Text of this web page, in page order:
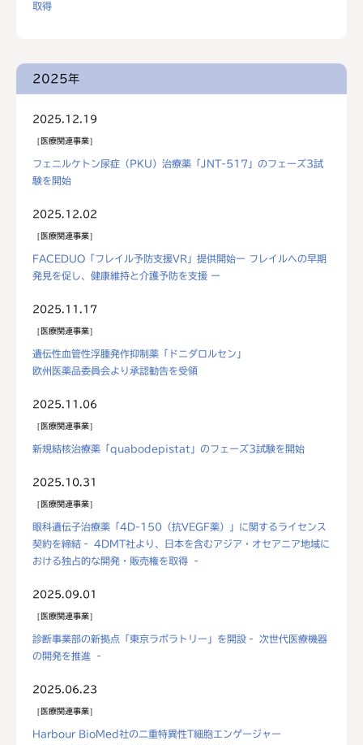
取得
2025年
2025.12.19
医療関連事業
フェニルケトン尿症（PKU）治療薬「JNT-517」のフェーズ3試
験を開始
2025.12.02
医療関連事業
FACEDUO「フレイル予防支援VR」提供開始ー フレイルへの早期
発見を促し、健康維持と介護予防を支援 ー
2025.11.17
医療関連事業
遺伝性血管性浮腫発作抑制薬「ドニダロルセン」
欧州医薬品委員会より承認勧告を受領
2025.11.06
医療関連事業
新規結核治療薬「quabodepistat」のフェーズ3試験を開始
2025.10.31
医療関連事業
眼科遺伝子治療薬「4D-150（抗VEGF薬）」に関するライセンス
契約を締結‐ 4DMT社より、日本を含むアジア・オセアニア地域に
おける独占的な開発・販売権を取得 ‐
2025.09.01
医療関連事業
診断事業部の新拠点「東京ラボラトリー」を開設‐ 次世代医療機器
の開発を推進 ‐
2025.06.23
医療関連事業
Harbour BioMed社の二重特異性T細胞エンゲージャー